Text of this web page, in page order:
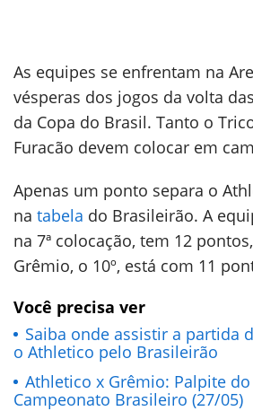
As equipes se enfrentam na
vésperas dos jogos da volta
da Copa do Brasil. Tanto o
Furacão devem colocar em
Apenas um ponto separa o
na tabela do Brasileirão. A
na 7ª colocação, tem 12
Grêmio, o 10º, está com 11
Você precisa ver
Saiba onde assistir a partida
o Athletico pelo Brasileirão
Athletico x Grêmio: Palpite
Campeonato Brasileiro (27/05)